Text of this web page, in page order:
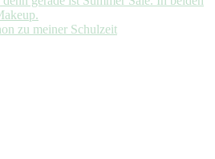
zu meiner Schulzeit